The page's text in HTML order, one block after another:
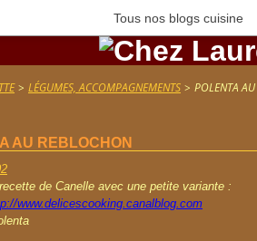
Tous nos blogs cuisine
> LÉGUMES, ACCOMPAGNEMENTS > POLENTA
AU REBLOCHON
de Canelle avec une petite variante :
www.delicescooking.canalblog.com